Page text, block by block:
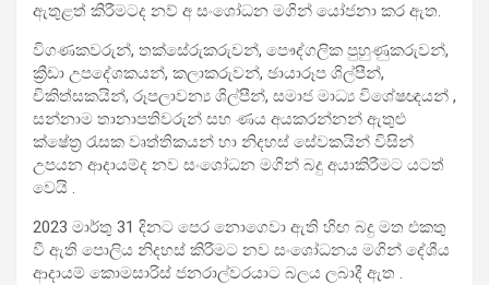
ඇතුළත් කිරීමටද නව් අ සංශෝධන මගින් යෝජනා කර ඇත.
විගණකවරුන්, තක්සේරුකරුවන්, පෞද්ගලික පුහුණුකරුවන්,
ක්‍රීඩා උපදේශකයන්, කලාකරුවන්, ඡායාරූප ශිල්පීන්,
චිකිත්සකයින්, රූපලාවන්‍ය ශිල්පීන්, සමාජ මාධ්‍ය විශේෂඥයන් ,
සන්නාම තානාපතිවරුන් සහ ණය අයකරන්නන් ඇතුළු
ක්ෂේත්‍ර රැසක වෘත්තිකයන් හා නිදහස් සේවකයින් විසින්
උපයන ආදායම්ද නව සංශෝධන මගින් බදු අයාකිරීමට යටත්
වෙයි .
2023 මාර්තු 31 දිනට පෙර නොගෙවා ඇති හිඟ බදු මත එකතු
වී ඇති පොලිය නිදහස් කිරීමට නව සංශෝධනය මගින් දේශීය
ආදායම් කොමසාරිස් ජනරාල්වරයාට බලය ලබාදී ඇත .